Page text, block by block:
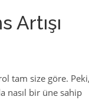
Artışı
tam size göre. Peki,
nasıl bir üne sahip